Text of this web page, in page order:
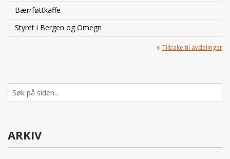
Bærrføttkaffe
Styret i Bergen og Omegn
Tilbake til avdelinger
etter:
ARKIV